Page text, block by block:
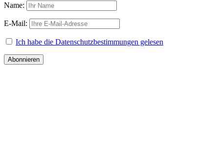
Name:
E-Mail:
Ich habe die Datenschutzbestimmungen gelesen